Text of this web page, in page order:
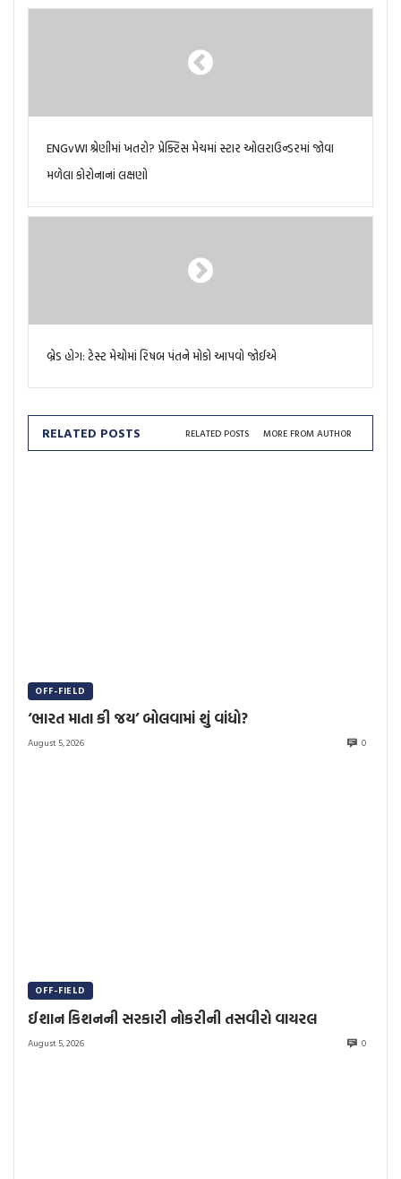
ENGvWI શ્રેણીમાં ખતરો? પ્રેક્ટિસ મેચમાં સ્ટાર ઓલરાઉન્ડરમાં જોવા
મળેલા કોરોનાનાં લક્ષણો
બ્રેડ હોગ: ટેસ્ટ મેચોમાં રિષબ પંતને મોકો આપવો જોઈએ
RELATED POSTS RELATED POSTS MORE FROM AUTHOR
OFF-FIELD
‘ભારત માતા કી જય’ બોલવામાં શું વાંધો?
August 5, 2026 0
OFF-FIELD
ઈશાન કિશનની સરકારી નોકરીની તસવીરો વાયરલ
August 5, 2026 0